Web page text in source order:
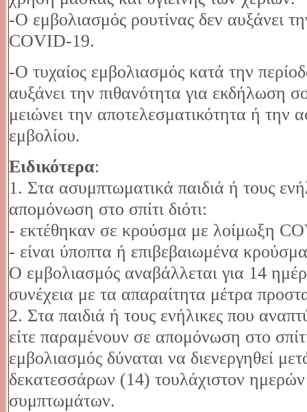
-Ο εμβολιασμός ρουτίνας δεν αυξάνει
COVID-19.
-Ο τυχαίος εμβολιασμός κατά την
αυξάνει την πιθανότητα για εκδήλωση
μειώνει την αποτελεσματικότητα ή την
εμβολίου.
Ειδικότερα:
1. Στα ασυμπτωματικά παιδιά ή τους
απομόνωση στο σπίτι διότι:
- εκτέθηκαν σε κρούσμα με λοίμωξη
- είναι ύποπτα ή επιβεβαιωμένα
Ο εμβολιασμός αναβάλλεται για 14
συνέχεια με τα απαραίτητα μέτρα
2. Στα παιδιά ή τους ενήλικες που
είτε παραμένουν σε απομόνωση στο
εμβολιασμός δύναται να διενεργηθεί
δεκατεσσάρων (14) τουλάχιστον
συμπτωμάτων.